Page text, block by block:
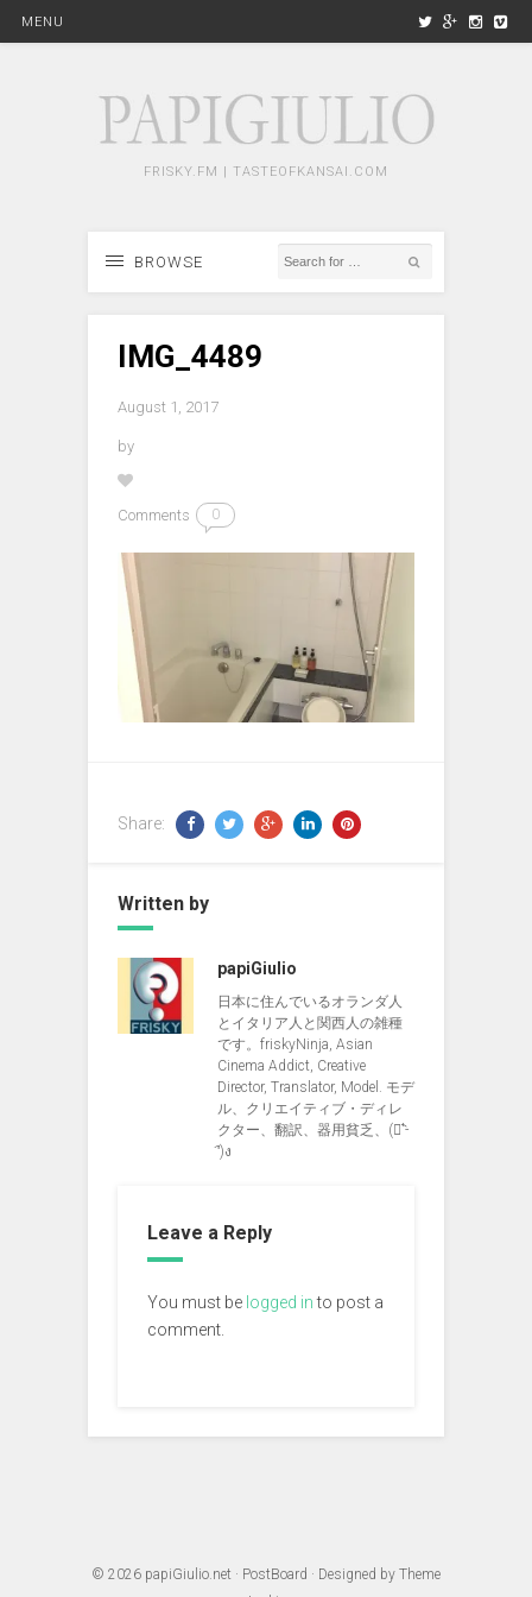
MENU
FRISKY.FM | TASTEOFKANSAI.COM
BROWSE
IMG_4489
August 1, 2017
by
Comments 0
Share:
Written by
papiGiulio
日本に住んでいるオランダ人
とイタリア人と関西人の雑種
です。friskyNinja, Asian
Cinema Addict, Creative
Director, Translator, Model. モデ
ル、クリエイティブ・ディレ
クター、翻訳、器用貧乏、(ง︡'-
'︠)ง
Leave a Reply
You must be logged into post a
comment.
© 2026 papiGiulio.net · PostBoard · Designed by Theme